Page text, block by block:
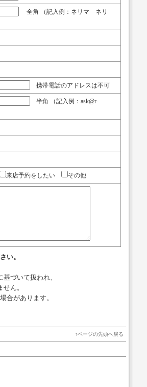
全角 （記入例：ネリマ ネリ
携帯電話のアドレスは不可
半角 （記入例：ask@r-
来店予約をしたい その他
い。
づいて扱われ、
ん。
合があります。
↑ページの先頭へ戻る